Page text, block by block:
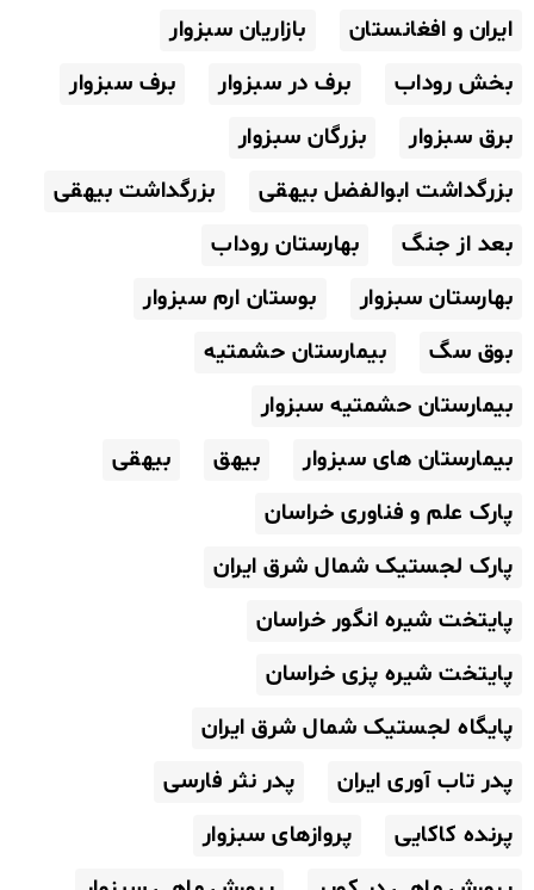
ایران و افغانستان
بازاریان سبزوار
بخش روداب
برف در سبزوار
برف سبزوار
برق سبزوار
بزرگان سبزوار
بزرگداشت ابوالفضل بیهقی
بزرگداشت بیهقی
بعد از جنگ
بهارستان روداب
بهارستان سبزوار
بوستان ارم سبزوار
بوق سگ
بیمارستان حشمتیه
بیمارستان حشمتیه سبزوار
بیمارستان های سبزوار
بیهق
بیهقی
پارک علم و فناوری خراسان
پارک لجستیک شمال شرق ایران
پایتخت شیره انگور خراسان
پایتخت شیره پزی خراسان
پایگاه لجستیک شمال شرق ایران
پدر تاب آوری ایران
پدر نثر فارسی
پرنده کاکایی
پروازهای سبزوار